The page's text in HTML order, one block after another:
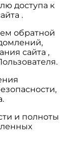
доступа к
.
обратной
сайта ,
и полноты